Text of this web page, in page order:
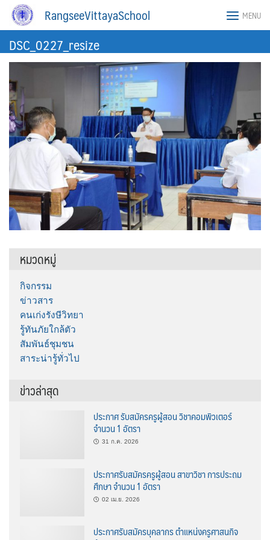
Skip
RangseeVittayaSchool MENU
DSC_0227_resize
หมวดหมู่
กิจกรรม
ข่าวสาร
คนเก่งรังษีวิทยา
รู้ทันภัยใกล้ตัว
สัมพันธ์ชุมชน
สาระน่ารู้ทั่วไป
ข่าวล่าสุด
ประกาศ รับสมัครครูผู้สอน วิชาคอมพิวเตอร์
จำนวน 1 อัตรา
31 ก.ค. 2026
ประกาศรับสมัครครูผู้สอน สาขาวิชา การประถม
ศึกษา จำนวน 1 อัตรา
02 เม.ย. 2026
ประกาศรับสมัครบุคลากร ตำแหน่งครูศาสนกิจ